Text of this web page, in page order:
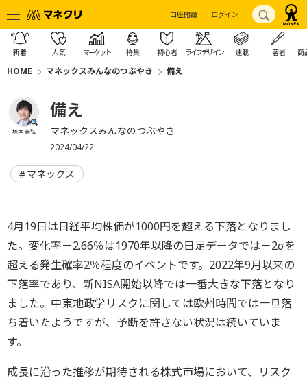
口座開設 ログイン
新着 人気 マーケット 特集 初心者 ライフデザイン 連載 著者 商
HOME マネックスみんなのつぶやき 備え
塚本 憲弘
備え
マネックスみんなのつぶやき
2024/04/22
マネックス
4月19日は日経平均株価が1000円を超える下落となりまし
た。変化率－2.66％は1970年以降の日足データでは－2σを
超える発生確率2％程度のイベントです。2022年9月以来の
下落率であり、新NISA開始以降では一番大きな下落となり
ました。中東地政学リスクに関しては欧州時間では一旦落
ち着いたようですが、予断を許さない状況は続いていま
す。
成長に沿った推移が期待される株式市場において、リスク